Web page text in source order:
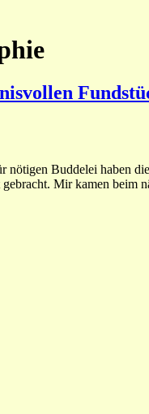
nötigen Buddelei haben
Mir kamen